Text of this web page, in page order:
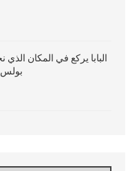
البابا يركع في المكان الذي
بولس